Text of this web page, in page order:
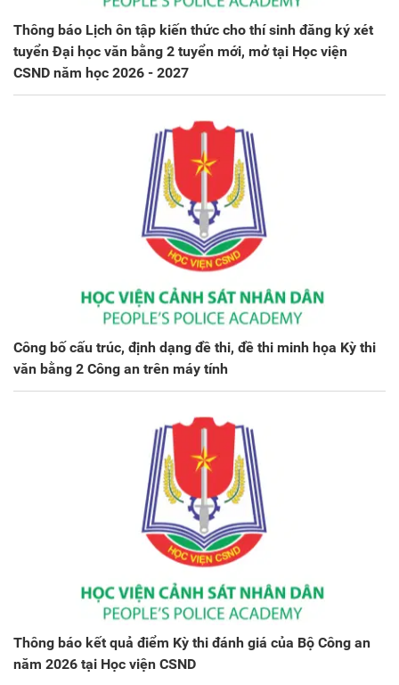
Thông báo Lịch ôn tập kiến thức cho thí sinh đăng ký xét
tuyển Đại học văn bằng 2 tuyển mới, mở tại Học viện
CSND năm học 2026 - 2027
Công bố cấu trúc, định dạng đề thi, đề thi minh họa Kỳ thi
văn bằng 2 Công an trên máy tính
Thông báo kết quả điểm Kỳ thi đánh giá của Bộ Công an
năm 2026 tại Học viện CSND